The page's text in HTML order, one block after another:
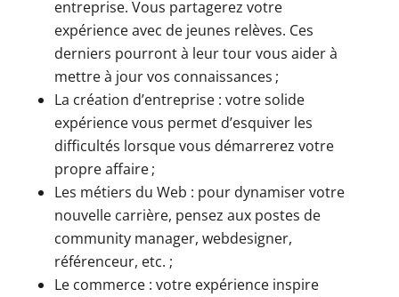
entreprise. Vous partagerez votre
expérience avec de jeunes relèves. Ces
derniers pourront à leur tour vous aider à
mettre à jour vos connaissances ;
La création d’entreprise : votre solide
expérience vous permet d’esquiver les
difficultés lorsque vous démarrerez votre
propre affaire ;
Les métiers du Web : pour dynamiser votre
nouvelle carrière, pensez aux postes de
community manager, webdesigner,
référenceur, etc. ;
Le commerce : votre expérience inspire